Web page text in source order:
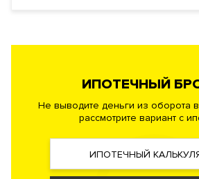
Зелёный двор, вымощенный
инкрустацией из стекла и керамики,
интерьеры приватного лобби. В
всю стену открываются, стирая грань
уличным пространствами.Дорогая
и мрамора в карамельных, шоколадных
ИПОТЕЧНЫЙ
Не выводите деньги из оборота
рассмотрите вариант с
ИПОТЕЧНЫЙ